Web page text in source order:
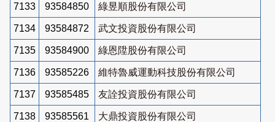
7133 93584850 綠昱順股份有限公司
7134 93584872 武文投資股份有限公司
7135 93584900 綠恩陞股份有限公司
7136 93585226 維特魯威運動科技股份有限公司
7137 93585485 友詮投資股份有限公司
7138 93585561 大鼎投資股份有限公司